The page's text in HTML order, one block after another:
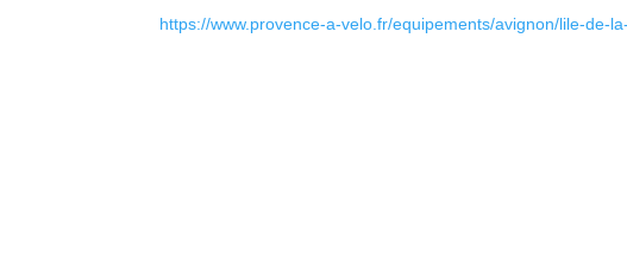
https://www.provence-a-velo.fr/equipements/avignon/lile-de-